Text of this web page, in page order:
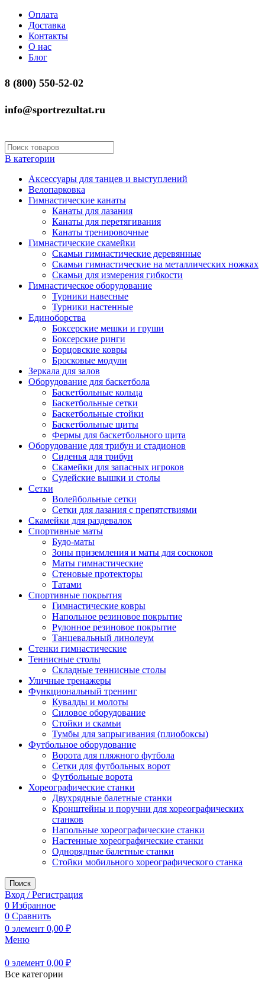
Оплата
Доставка
Контакты
О нас
Блог
8 (800) 550-52-02
info@sportrezultat.ru
В категории
Аксессуары для танцев и выступлений
Велопарковка
Гимнастические канаты
Канаты для лазания
Канаты для перетягивания
Канаты тренировочные
Гимнастические скамейки
Скамьи гимнастические деревянные
Скамьи гимнастические на металлических ножках
Скамьи для измерения гибкости
Гимнастическое оборудование
Турники навесные
Турники настенные
Единоборства
Боксерские мешки и груши
Боксерские ринги
Борцовские ковры
Бросковые модули
Зеркала для залов
Оборудование для баскетбола
Баскетбольные кольца
Баскетбольные сетки
Баскетбольные стойки
Баскетбольные щиты
Фермы для баскетбольного щита
Оборудование для трибун и стадионов
Сиденья для трибун
Скамейки для запасных игроков
Судейские вышки и столы
Сетки
Волейбольные сетки
Сетки для лазания с препятствиями
Скамейки для раздевалок
Спортивные маты
Будо-маты
Зоны приземления и маты для соскоков
Маты гимнастические
Стеновые протекторы
Татами
Спортивные покрытия
Гимнастические ковры
Напольное резиновое покрытие
Рулонное резиновое покрытие
Танцевальный линолеум
Стенки гимнастические
Теннисные столы
Складные теннисные столы
Уличные тренажеры
Функциональный тренинг
Кувалды и молоты
Силовое оборудование
Стойки и скамьи
Тумбы для запрыгивания (плиобоксы)
Футбольное оборудование
Ворота для пляжного футбола
Сетки для футбольных ворот
Футбольные ворота
Хореографические станки
Двухрядные балетные станки
Кронштейны и поручни для хореографических
станков
Напольные хореографические станки
Настенные хореографические станки
Однорядные балетные станки
Стойки мобильного хореографического станка
Поиск
Вход / Регистрация
0 Избранное
0 Сравнить
0 элемент 0,00 ₽
Меню
0 элемент 0,00 ₽
Все категории